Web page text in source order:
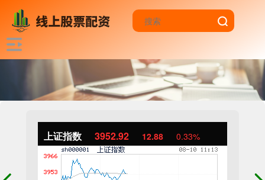
上证指数 3952.92 12.88 0.33%